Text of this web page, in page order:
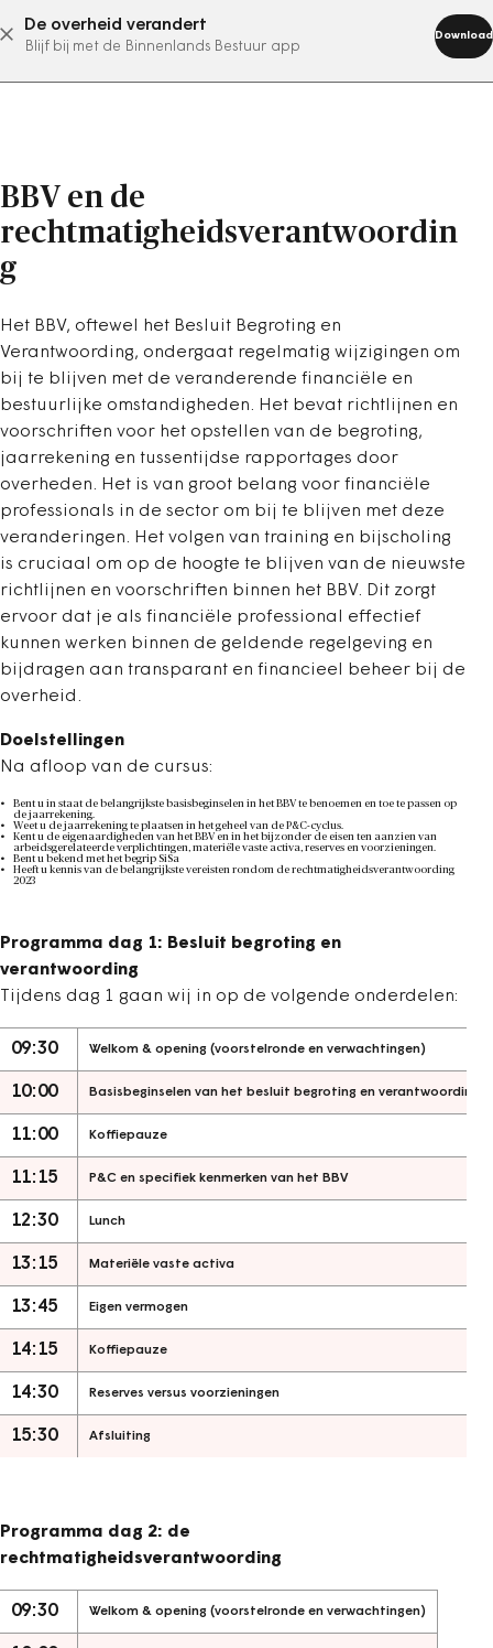
De overheid verandert
Blijf bij met de Binnenlands Bestuur app
Download
abonneer nu
BBV en de
rechtmatigheidsverantwoordin
g
Het BBV, oftewel het Besluit Begroting en
Verantwoording, ondergaat regelmatig wijzigingen om
bij te blijven met de veranderende financiële en
bestuurlijke omstandigheden. Het bevat richtlijnen en
voorschriften voor het opstellen van de begroting,
jaarrekening en tussentijdse rapportages door
overheden. Het is van groot belang voor financiële
professionals in de sector om bij te blijven met deze
veranderingen. Het volgen van training en bijscholing
is cruciaal om op de hoogte te blijven van de nieuwste
richtlijnen en voorschriften binnen het BBV. Dit zorgt
ervoor dat je als financiële professional effectief
kunnen werken binnen de geldende regelgeving en
bijdragen aan transparant en financieel beheer bij de
overheid.
Doelstellingen
Na afloop van de cursus:
Bent u in staat de belangrijkste basisbeginselen in het BBV te benoemen en toe te passen op
de jaarrekening.
Weet u de jaarrekening te plaatsen in het geheel van de P&C-cyclus.
Kent u de eigenaardigheden van het BBV en in het bijzonder de eisen ten aanzien van
arbeidsgerelateerde verplichtingen, materiële vaste activa, reserves en voorzieningen.
Bent u bekend met het begrip SiSa
Heeft u kennis van de belangrijkste vereisten rondom de rechtmatigheidsverantwoording
2023
Programma dag 1: Besluit begroting en
verantwoording
Tijdens dag 1 gaan wij in op de volgende onderdelen:
09:30 Welkom & opening (voorstelronde en verwachtingen)
10:00 Basisbeginselen van het besluit begroting en verantwoording
11:00 Koffiepauze
11:15 P&C en specifiek kenmerken van het BBV
12:30 Lunch
13:15 Materiële vaste activa
13:45 Eigen vermogen
14:15 Koffiepauze
14:30 Reserves versus voorzieningen
15:30 Afsluiting
Programma dag 2: de
rechtmatigheidsverantwoording
09:30 Welkom & opening (voorstelronde en verwachtingen)